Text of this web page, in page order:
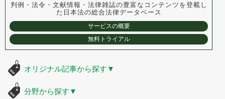
判例・法令・文献情報・法律雑誌の豊富なコンテンツを登載し
た 日本法の総合法律データベース
サービスの概要
無料トライアル
オリジナル記事から探す ▼
分野から探す ▼